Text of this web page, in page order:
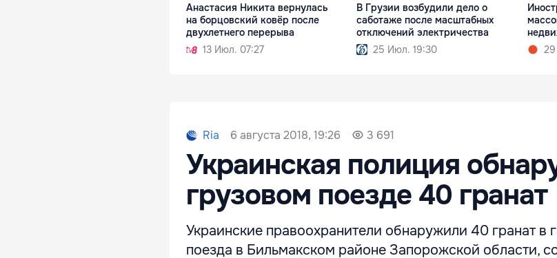
Анастасия Никита вернулась
на борцовский ковёр после
двухлетнего перерыва
13 Июл. 07:27
В Грузии возбудили дело о
саботаже после масштабных
отключений электричества
25 Июл. 19:30
Ria 6 августа 2018, 19:26 3 691
Украинская полиция
грузовом поезде 40 гранат
Украинские правоохранители обнаружили 40 гранат в
поезда в Бильмакском районе Запорожской области,